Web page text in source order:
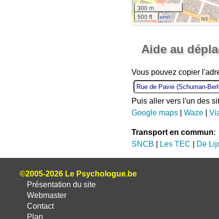
300 m
500 ft
Aide au
Vous pouvez copier
Puis aller vers l'un des
Google maps| Waze|
Transport en commun:
SNCB
Les TEC De
©2005-2026 Le Psychologue.be
Présentation du site
Webmaster
Contact
Plan